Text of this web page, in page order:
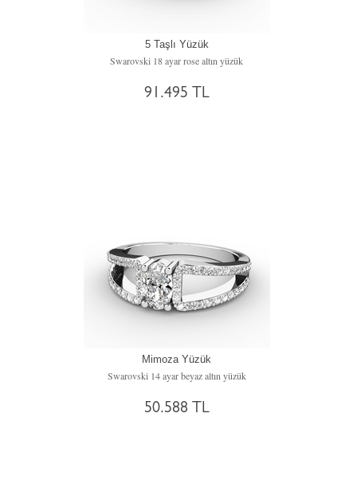
5 Taşlı Yüzük
Swarovski 18 ayar rose altın yüzük
91.495 TL
Mimoza Yüzük
Swarovski 14 ayar beyaz altın yüzük
50.588 TL